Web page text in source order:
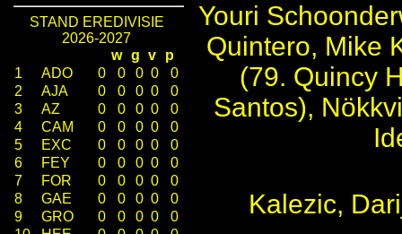
STAND EREDIVISIE
2026-2027
w g v
p
1
ADO 0 0 0 0
0
2
AJA 0 0 0 0
0
3
AZ 0 0 0 0
0
4
CAM 0 0 0 0
0
5
EXC 0 0 0 0
0
6
FEY 0 0 0 0
0
7
FOR 0 0 0 0
0
8
GAE 0 0 0 0
0
9
GRO 0 0 0 0
0
Youri
Quintero, Mike
(79. Quincy
Santos),
Kalezic,